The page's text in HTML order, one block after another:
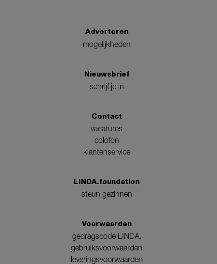
Adverteren
mogelijkheden
Nieuwsbrief
schrijf je in
Contact
vacatures
colofon
klantenservice
LINDA.foundation
steun gezinnen
Voorwaarden
gedragscode LINDA.
gebruiksvoorwaarden
leveringsvoorwaarden